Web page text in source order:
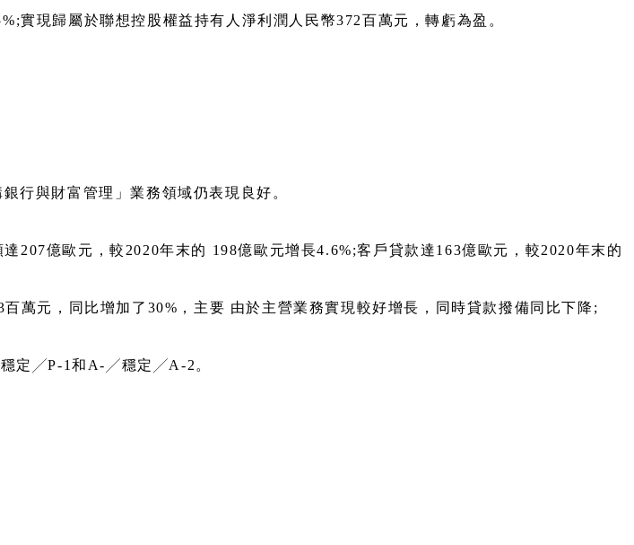
實現歸屬於聯想控股權益持有人淨利潤人民幣372百萬元，轉虧為盈。
行與財富管理」業務領域仍表現良好。
207億歐元，較2020年末的 198億歐元增長4.6%;客戶貸款達163億歐元，較2020年末的
萬元，同比增加了30%，主要 由於主營業務實現較好增長，同時貸款撥備同比下降;
穩定╱P-1和A-╱穩定╱A-2。